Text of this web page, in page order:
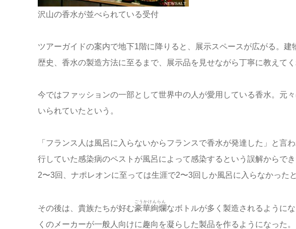
沢山の香水が並べられている受付
ツアーガイドの案内で地下1階に降りると、展示スペースが広がる。
歴史、香水の製造方法に至るまで、展示品を見せながら丁寧に教えてく
今ではファッションの一部として世界中の人が愛用している香水。元
いられていたという。
「フランス人は風呂に入らないからフランスで香水が発達した」と言
行していた感染病のペストが風呂によって感染するという誤解からで
2〜3回、ナポレオンに至っては生涯で2〜3回しか風呂に入らなかった
その後は、貴族たちが好む豪華絢爛
ごうかけんらん
なボトルが多く製造されるように
くのメーカーが一般人向けに趣向を凝らした製品を作るようになった。